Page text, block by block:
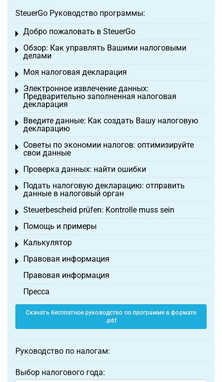
SteuerGo Руководство программы:
Добро пожаловать в SteuerGo
Toggle menu
Обзор: Как управлять Вашими налоговыми
делами
Toggle menu
Моя налоговая декларация
Toggle menu
Электронное извлечение данных:
Предварительно заполненная налоговая
декларация
Toggle menu
Введите данные: Как создать Вашу налоговую
декларацию
Toggle menu
Советы по экономии налогов: оптимизируйте
свои данные
Toggle menu
Проверка данных: найти ошибки
Toggle menu
Подать налоговую декларацию: отправить
данные в налоговый орган
Toggle menu
Steuerbescheid prüfen: Kontrolle muss sein
Toggle menu
Помощь и примеры
Toggle menu
Калькулятор
Toggle menu
Правовая информация
Toggle menu
Правовая информация
Пресса
Скачать бесплатное руководство по программе в формате
.pdf
Руководство по налогам:
Выбор налогового года: